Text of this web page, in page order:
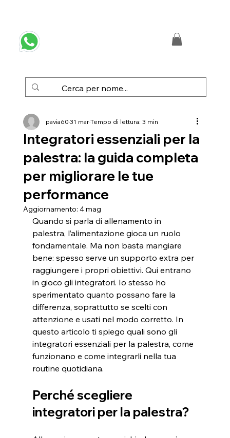
Integratori essenziali per la
palestra: la guida completa
per migliorare le tue
performance
pavia6031 marTempo di lettura: 3 min
Aggiornamento: 4 mag
Quando si parla di allenamento in
palestra, l’alimentazione gioca un ruolo
fondamentale. Ma non basta mangiare
bene: spesso serve un supporto extra per
raggiungere i propri obiettivi. Qui entrano
in gioco gli integratori. Io stesso ho
sperimentato quanto possano fare la
differenza, soprattutto se scelti con
attenzione e usati nel modo corretto. In
questo articolo ti spiego quali sono gli
integratori essenziali per la palestra, come
funzionano e come integrarli nella tua
routine quotidiana.
Perché scegliere
integratori per la palestra?